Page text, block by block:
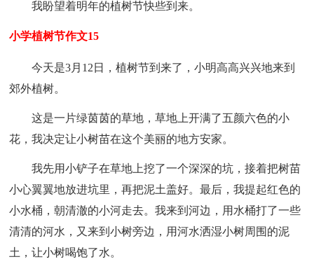
我盼望着明年的植树节快些到来。
小学植树节作文15
今天是3月12日，植树节到来了，小明高高兴兴地来到
郊外植树。
这是一片绿茵茵的草地，草地上开满了五颜六色的小
花，我决定让小树苗在这个美丽的地方安家。
我先用小铲子在草地上挖了一个深深的坑，接着把树苗
小心翼翼地放进坑里，再把泥土盖好。最后，我提起红色的
小水桶，朝清澈的小河走去。我来到河边，用水桶打了一些
清清的河水，又来到小树旁边，用河水洒湿小树周围的泥
土，让小树喝饱了水。